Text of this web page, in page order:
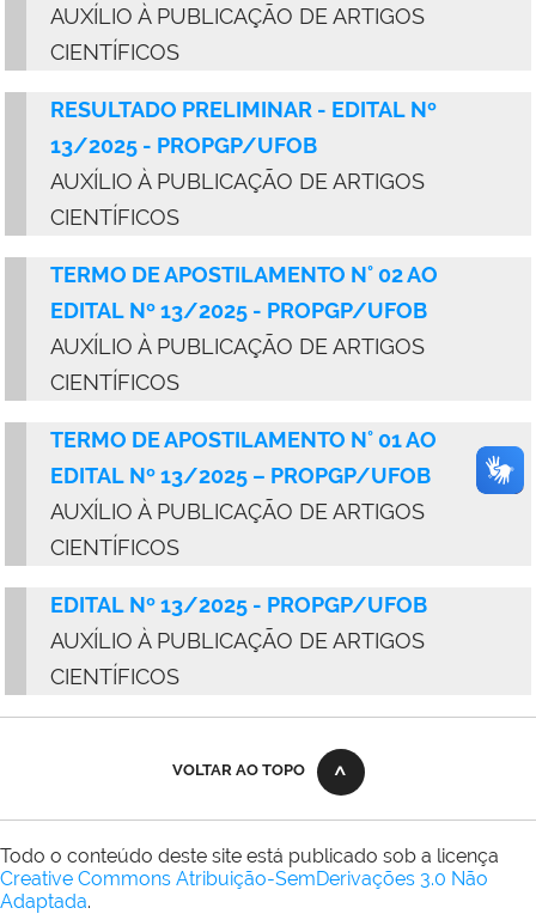
AUXÍLIO À PUBLICAÇÃO DE ARTIGOS
CIENTÍFICOS
RESULTADO PRELIMINAR - EDITAL Nº
13/2025 - PROPGP/UFOB
AUXÍLIO À PUBLICAÇÃO DE ARTIGOS
CIENTÍFICOS
TERMO DE APOSTILAMENTO N° 02 AO
EDITAL Nº 13/2025 - PROPGP/UFOB
AUXÍLIO À PUBLICAÇÃO DE ARTIGOS
CIENTÍFICOS
TERMO DE APOSTILAMENTO N° 01 AO
EDITAL Nº 13/2025 – PROPGP/UFOB
AUXÍLIO À PUBLICAÇÃO DE ARTIGOS
CIENTÍFICOS
EDITAL Nº 13/2025 - PROPGP/UFOB
AUXÍLIO À PUBLICAÇÃO DE ARTIGOS
CIENTÍFICOS
VOLTAR AO TOPO
Todo o conteúdo deste site está publicado sob a licença
Creative Commons Atribuição-SemDerivações 3.0 Não
Adaptada.